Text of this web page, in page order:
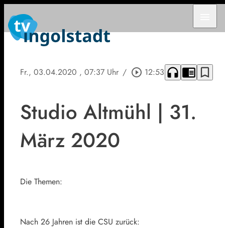
Fr., 03.04.2020 , 07:37 Uhr / play_circle_outline 12:53 headphones chrome_reader_mode bookmark_border
Studio Altmühl | 31.
März 2020
Die Themen:
Nach 26 Jahren ist die CSU zurück: